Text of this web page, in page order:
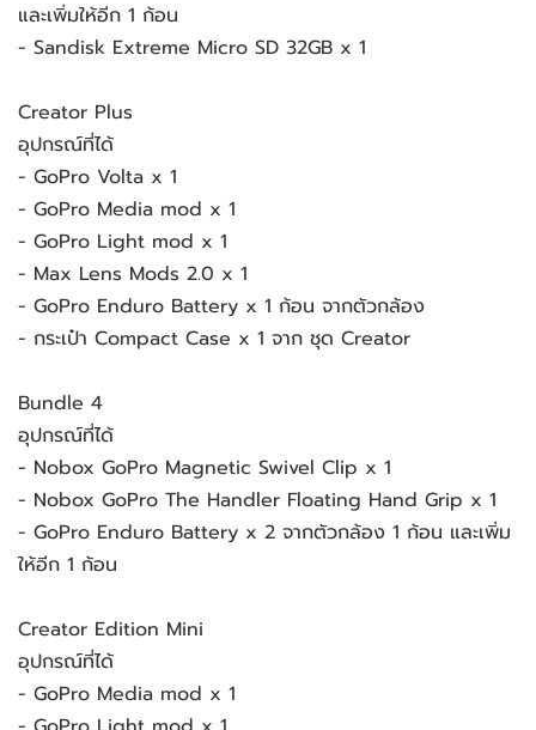
และเพิ่มให้อีก 1 ก้อน
- Sandisk Extreme Micro SD 32GB x 1
Creator Plus
อุปกรณ์ที่ได้
- GoPro Volta x 1
- GoPro Media mod x 1
- GoPro Light mod x 1
- Max Lens Mods 2.0 x 1
- GoPro Enduro Battery x 1 ก้อน จากตัวกล้อง
- กระเป๋า Compact Case x 1 จาก ชุด Creator
Bundle 4
อุปกรณ์ที่ได้
- Nobox GoPro Magnetic Swivel Clip x 1
- Nobox GoPro The Handler Floating Hand Grip x 1
- GoPro Enduro Battery x 2 จากตัวกล้อง 1 ก้อน และเพิ่ม
ให้อีก 1 ก้อน
Creator Edition Mini
อุปกรณ์ที่ได้
- GoPro Media mod x 1